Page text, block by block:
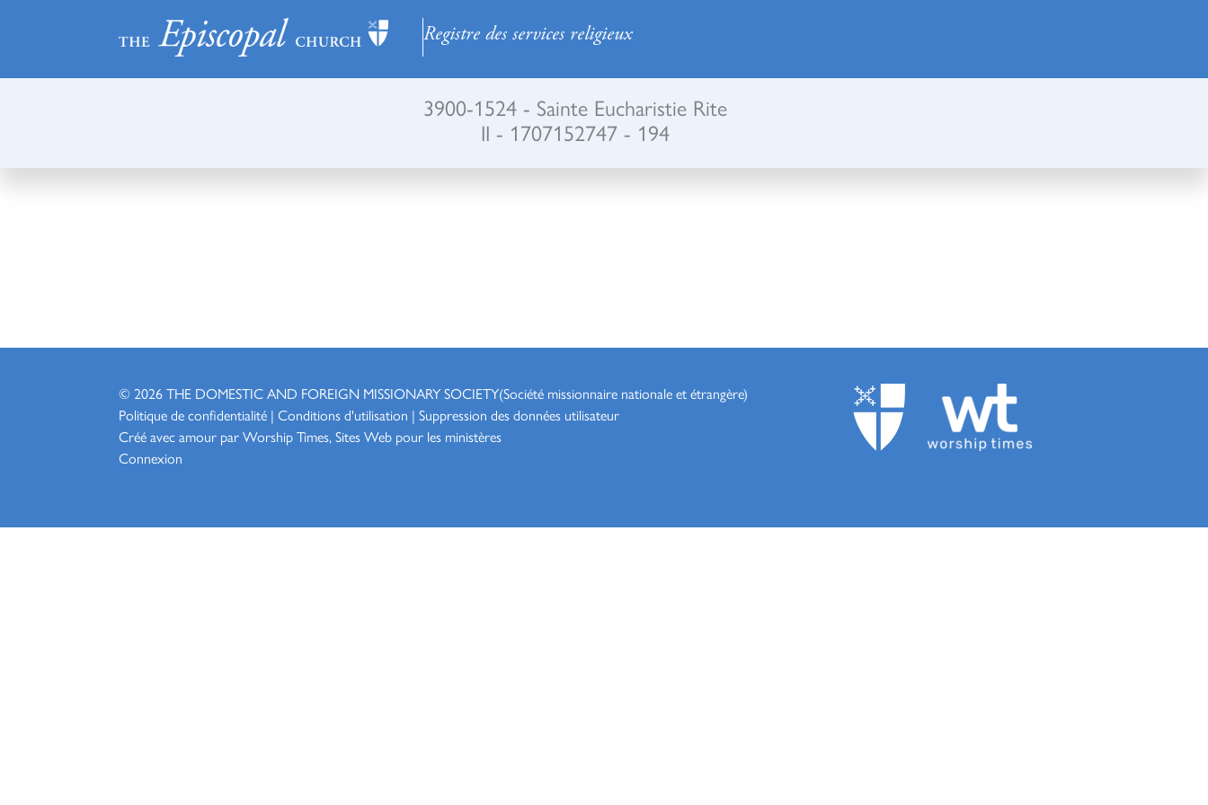
Registre des services religieux
3900-1524 - Sainte Eucharistie Rite
II - 1707152747 - 194
© 2026 THE DOMESTIC AND FOREIGN MISSIONARY SOCIETY(Société missionnaire nationale et étrangère)
Politique de confidentialité | Conditions d'utilisation | Suppression des données utilisateur
Créé avec amour par Worship Times, Sites Web pour les ministères
Connexion